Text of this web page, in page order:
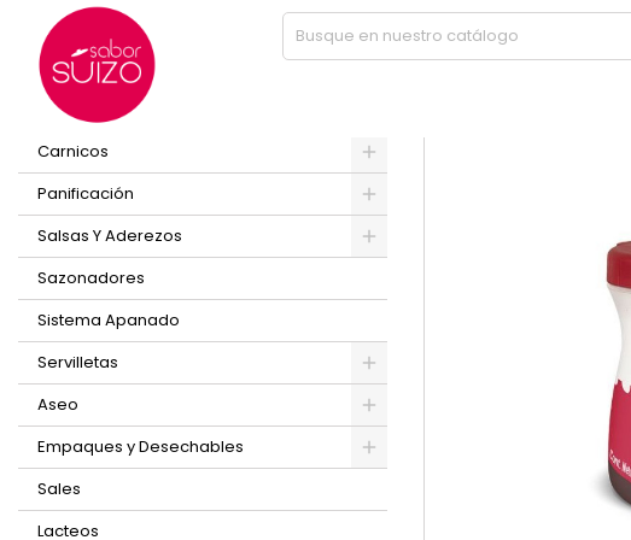
Inicio SAL PARRILLA REFISAL BARRIL 500 GR
PRODUCTOS
Carnicos
Panificación
Salsas Y Aderezos
Sazonadores
Sistema Apanado
Servilletas
Aseo
Empaques y Desechables
Sales
Lacteos